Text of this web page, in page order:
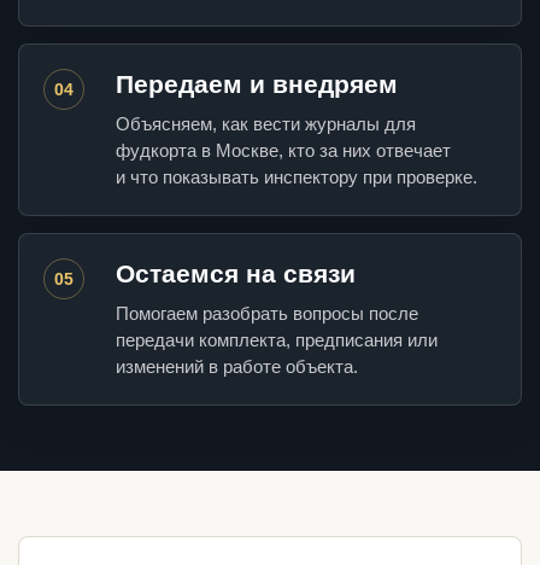
04 Передаем и внедряем
Объясняем, как вести журналы для
фудкорта в Москве, кто за них отвечает
и что показывать инспектору при проверке.
05 Остаемся на связи
Помогаем разобрать вопросы после
передачи комплекта, предписания или
изменений в работе объекта.